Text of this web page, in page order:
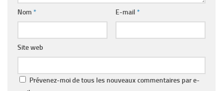
Nom * E-mail *
Site web
Prévenez-moi de tous les nouveaux commentaires par e-